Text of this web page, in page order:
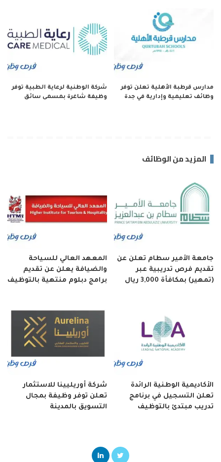
مدارس قرطبة الأهلية تعلن توفر
وظائف تعليمية وإدارية في جدة
شركة الوطنية لرعاية الطبية توفر
وظيفة شاغرة بمسمى سائق
المزيد من الوظائف
جامعة الأمير سطام تعلن عن
تقديم فرص تدريبية عبر
(تمهير) بمكافأة 3,000 ريال
المعهد العالي للسياحة
والضيافة يعلن عن تقديم
برامج دبلوم منتهية بالتوظيف
الأكاديمية الوطنية الرائدة
تعلن التسجيل في برنامج
تدريب مبتدئ بالتوظيف
شركة أوريليينا للاستثمار
تعلن توفر وظيفة بمجال
التسويق بالمدينة